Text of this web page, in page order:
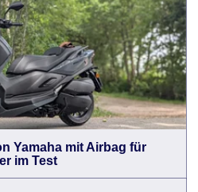
Yamaha mit Airbag für
im Test